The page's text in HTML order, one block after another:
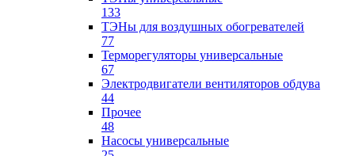
133
ТЭНы для воздушных обогревателей
77
Терморегуляторы универсальные
67
Электродвигатели вентиляторов обдува
44
Прочее
48
Насосы универсальные